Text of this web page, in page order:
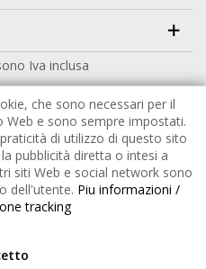
Iva inclusa
by426 - Your Digital Upgrade
che sono necessari per il
e sono sempre impostati.
di utilizzo di questo sito
pubblicità diretta o intesi a
siti Web e social network sono
dell'utente. Piu informazioni /
tracking